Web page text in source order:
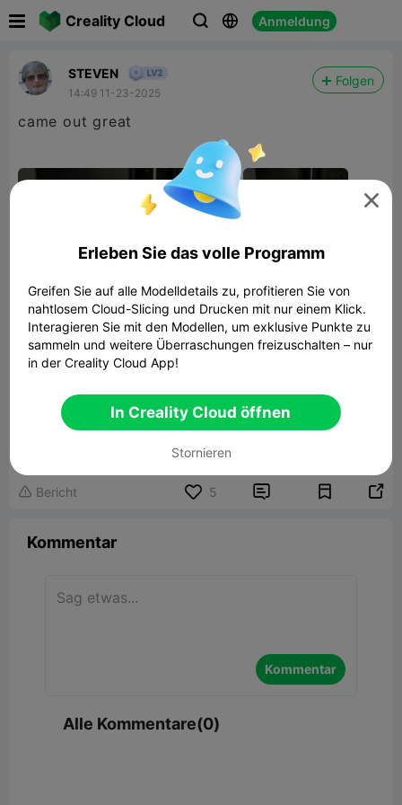
Creality Cloud   Anmeldung
STEVEN
14:49 11-23-2025
Folgen
came out great
Fuzzy Planter
 Bericht 5  
Kommentar
Kommentar
Alle Kommentare(0)

Erleben Sie das volle Programm
Greifen Sie auf alle Modelldetails zu, profitieren Sie von
nahtlosem Cloud-Slicing und Drucken mit nur einem Klick.
Interagieren Sie mit den Modellen, um exklusive Punkte zu
sammeln und weitere Überraschungen freizuschalten – nur
in der Creality Cloud App!
In Creality Cloud öffnen
Stornieren